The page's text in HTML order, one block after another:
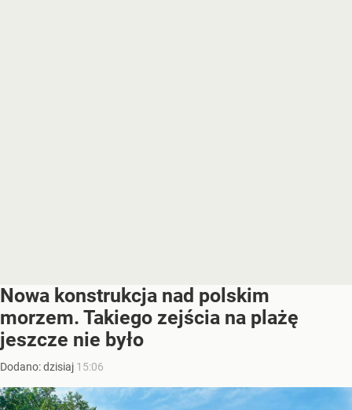
Nowa konstrukcja nad polskim
morzem. Takiego zejścia na plażę
jeszcze nie było
Dodano:dzisiaj 15:06